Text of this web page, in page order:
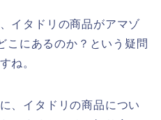
イタドリの商品がアマゾ
こにあるのか？という疑問
ね。
、イタドリの商品につい